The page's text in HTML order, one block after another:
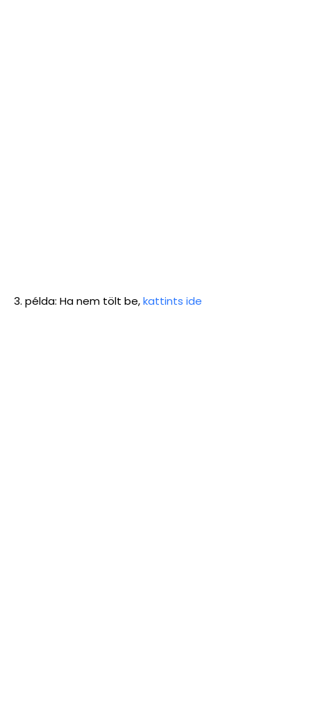
3. példa: Ha nem tölt be,kattints ide